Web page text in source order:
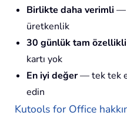
Birlikte daha verimli —
üretkenlik
30 günlük tam
kartı yok
En iyi değer— tek tek
edin
Kutools for Office